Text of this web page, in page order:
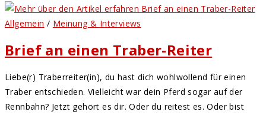
Allgemein / Meinung & Interviews
Brief an einen Traber-Reiter
Liebe(r) Traberreiter(in), du hast dich wohlwollend für einen
Traber entschieden. Vielleicht war dein Pferd sogar auf der
Rennbahn? Jetzt gehört es dir. Oder du reitest es. Oder bist